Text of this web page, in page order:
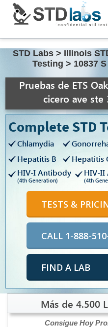
STD Labs > Illinois
Testing > 10837
Pruebas de ETS
cicero ave ste
Complete STD
Chlamydia
Hepatitis B
Hepatitis
HIV-I Antibody
(4th Generation)
HIV-II
(4th
TESTS &
CALL 1-888-
FIND A LAB
Más de 4.500
Consigue Hoy